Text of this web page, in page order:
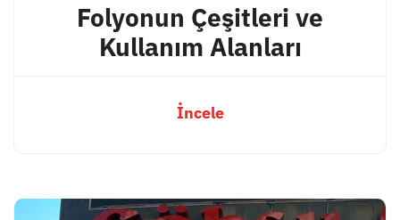
Folyonun Çeşitleri ve
Kullanım Alanları
İncele